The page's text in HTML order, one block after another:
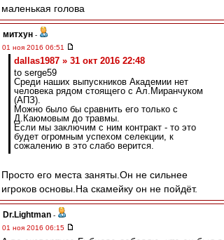
маленькая голова
митхун -
01 ноя 2016 06:51
dallas1987 » 31 окт 2016 22:48
to serge59
Среди наших выпускников Академии нет
человека рядом стоящего с Ал.Миранчуком
(АПЗ).
Можно было бы сравнить его только с
Д.Каюмовым до травмы.
Если мы заключим с ним контракт - то это
будет огромным успехом селекции, к
сожалению в это слабо верится.
Просто его места заняты.Он не сильнее
игроков основы.На скамейку он не пойдёт.
Dr.Lightman -
01 ноя 2016 06:15